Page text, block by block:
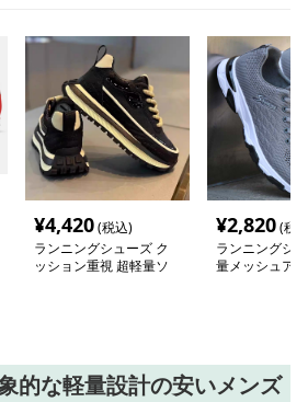
¥4,420(税込)
ランニングシューズ ク
ッション重視 超軽量ソ
¥2,820(税
ランニングシ
量メッシュア
的な軽量設計の安いメンズ